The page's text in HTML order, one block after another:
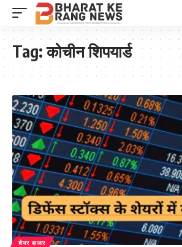
Tag:कोचीन शिपयार्ड
शेयर बाजार